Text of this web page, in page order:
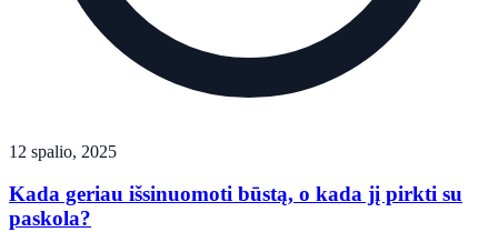
12 spalio, 2025
Kada geriau išsinuomoti būstą, o kada jį pirkti su
paskola?